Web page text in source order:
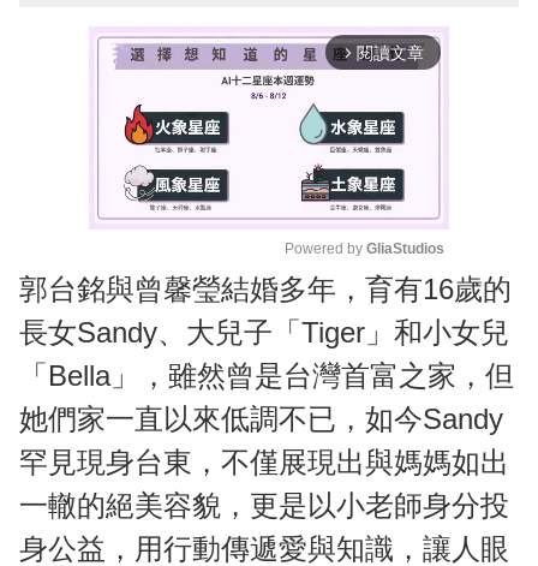
arrow_forward_ios 閱讀文章
M
t
e
Powered by GliaStudios
郭台銘與曾馨瑩結婚多年，育有16歲的
長女Sandy、大兒子「Tiger」和小女兒
「Bella」，雖然曾是台灣首富之家，但
她們家一直以來低調不已，如今Sandy
罕見現身台東，不僅展現出與媽媽如出
一轍的絕美容貌，更是以小老師身分投
身公益，用行動傳遞愛與知識，讓人眼